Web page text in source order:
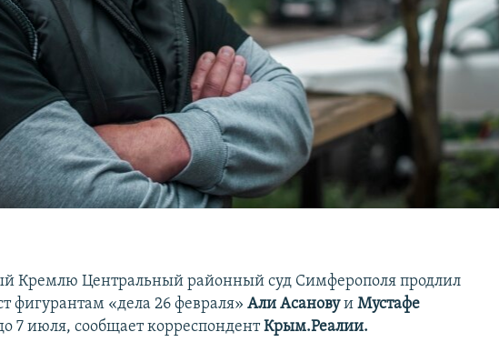
Кремлю Центральный районный суд Симферополя продлил
фигурантам «дела 26 февраля»Али АсановуиМустафе
7 июля, сообщает корреспондентКрым.Реалии.